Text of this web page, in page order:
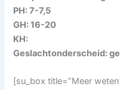
PH: 7-7,5
GH: 16-20
KH:
Geslachtonderscheid:
[su_box title=”Meer